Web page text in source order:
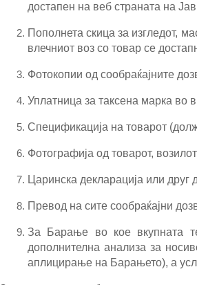
достапен на веб страната на
Пополнета скица за изгледот,
влечниот воз со товар се
Фотокопии од сообраќајните
Уплатница за таксена марка во
Спецификација на товарот
Фотографија од товарот,
Царинска декларација или
Превод на сите сообраќајни
За Барање во кое вкупната
дополнителна анализа за
аплицирање на Барањето), а